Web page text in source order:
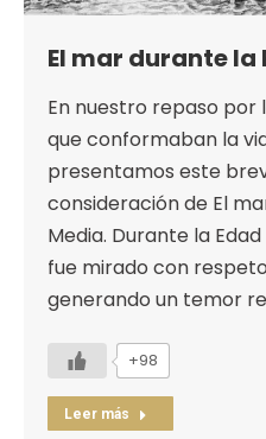
El mar durante la
En nuestro repaso
que conformaban la
presentamos este
consideración de El
Media. Durante la
fue mirado con
generando un temor
+98
Leer más